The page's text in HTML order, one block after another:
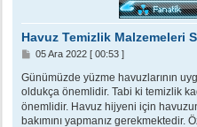
Havuz Temizlik Malzemeleri
M
s
a
j
05 Ara 2022 [ 00:53 ]
Günümüzde yüzme havuzlarının
oldukça önemlidir. Tabi ki temizlik
önemlidir. Havuz hijyeni için
bakımını yapmanız